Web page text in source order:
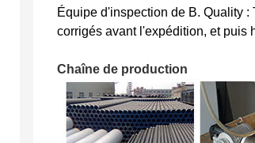
Équipe d'inspection de B. Quality
corrigés avant l'expédition, et puis
Chaîne de production